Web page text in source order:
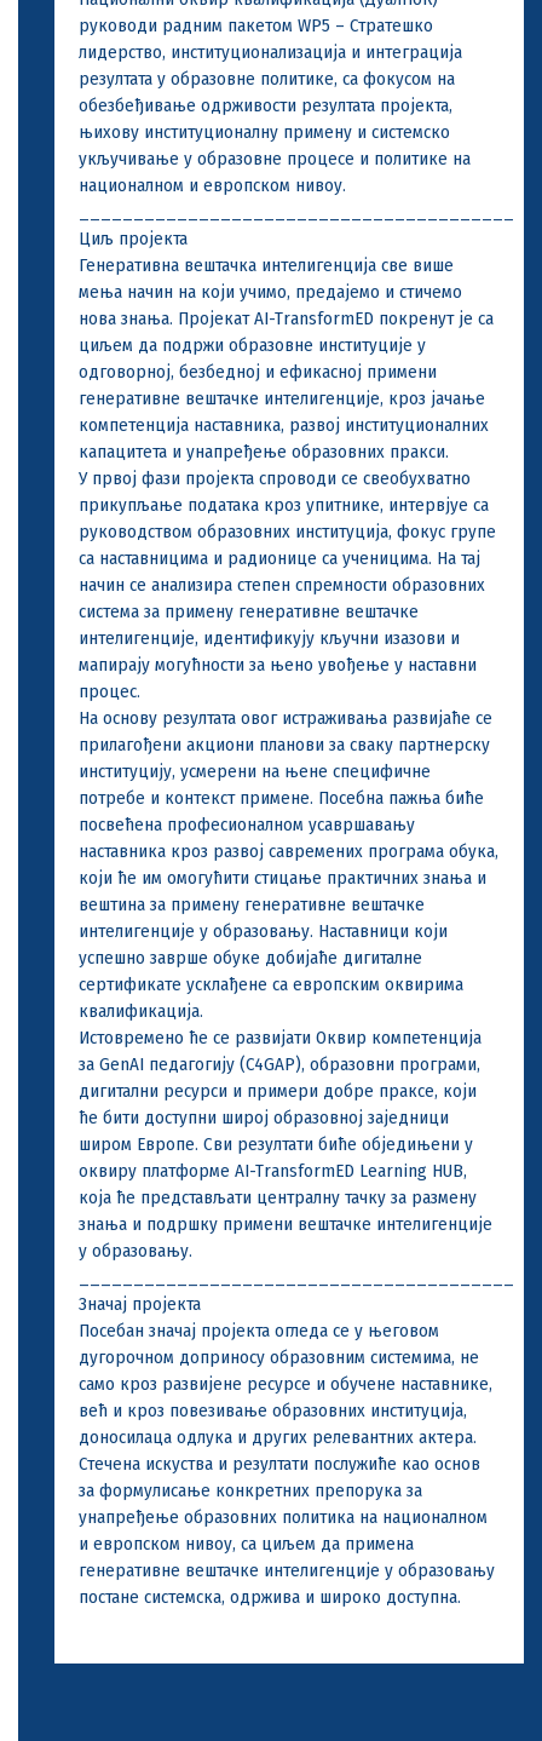
руководи радним пакетом WP5 – Стратешко
лидерство, институционализација и интеграција
резултата у образовне политике, са фокусом на
обезбеђивање одрживости резултата пројекта,
њихову институционалну примену и системско
укључивање у образовне процесе и политике на
националном и европском нивоу.
Циљ пројекта
Генеративна вештачка интелигенција све више
мења начин на који учимо, предајемо и стичемо
нова знања. Пројекат AI-TransformED покренут је са
циљем да подржи образовне институције у
одговорној, безбедној и ефикасној примени
генеративне вештачке интелигенције, кроз јачање
компетенција наставника, развој институционалних
капацитета и унапређење образовних пракси.
У првој фази пројекта спроводи се свеобухватно
прикупљање података кроз упитнике, интервјуе са
руководством образовних институција, фокус групе
са наставницима и радионице са ученицима. На тај
начин се анализира степен спремности образовних
система за примену генеративне вештачке
интелигенције, идентификују кључни изазови и
мапирају могућности за њено увођење у наставни
процес.
На основу резултата овог истраживања развијаће се
прилагођени акциони планови за сваку партнерску
институцију, усмерени на њене специфичне
потребе и контекст примене. Посебна пажња биће
посвећена професионалном усавршавању
наставника кроз развој савремених програма обука,
који ће им омогућити стицање практичних знања и
вештина за примену генеративне вештачке
интелигенције у образовању. Наставници који
успешно заврше обуке добијаће дигиталне
сертификате усклађене са европским оквирима
квалификација.
Истовремено ће се развијати Оквир компетенција
за GenAI педагогију (C4GAP), образовни програми,
дигитални ресурси и примери добре праксе, који
ће бити доступни широј образовној заједници
широм Европе. Сви резултати биће обједињени у
оквиру платформе AI-TransformED Learning HUB,
која ће представљати централну тачку за размену
знања и подршку примени вештачке интелигенције
у образовању.
Значај пројекта
Посебан значај пројекта огледа се у његовом
дугорочном доприносу образовним системима, не
само кроз развијене ресурсе и обучене наставнике,
већ и кроз повезивање образовних институција,
доносилаца одлука и других релевантних актера.
Стечена искуства и резултати послужиће као основ
за формулисање конкретних препорука за
унапређење образовних политика на националном
и европском нивоу, са циљем да примена
генеративне вештачке интелигенције у образовању
постане системска, одржива и широко доступна.